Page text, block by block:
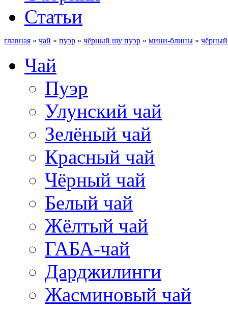
Статьи
главная » чай » пуэр » чёрный шу пуэр » мини-блины »
Чай
Пуэр
Улунский чай
Зелёный чай
Красный чай
Чёрный чай
Белый чай
Жёлтый чай
ГАБА-чай
Дарджилинги
Жасминовый чай